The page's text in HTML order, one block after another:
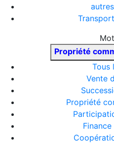
Propriété
Tous
Vente
Propriété